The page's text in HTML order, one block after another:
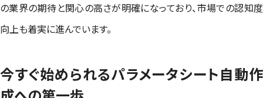
の業界の期待と関心の高さが明確になっており、市場での認知度
向上も着実に進んでいます。
今すぐ始められるパラメータシート自動作